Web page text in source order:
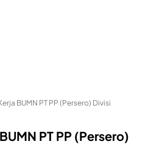
BUMN PT PP (Persero) Divisi
PT PP (Persero)